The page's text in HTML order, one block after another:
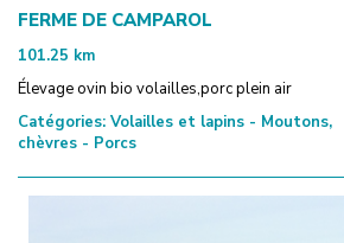
FERME DE CAMPAROL
101.25 km
Élevage ovin bio volailles,porc plein air
Catégories: Volailles et lapins - Moutons,
chèvres - Porcs